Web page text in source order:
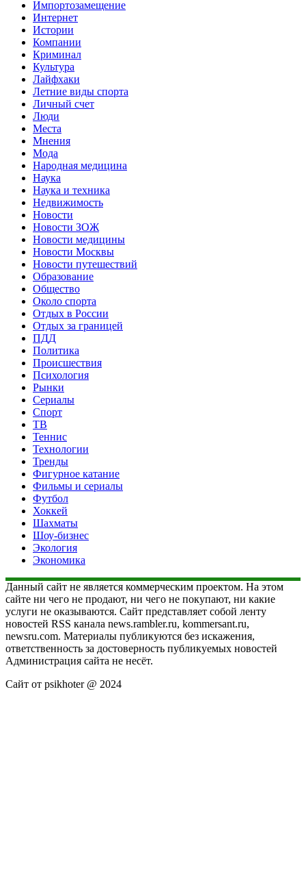
Импортозамещение
Интернет
Истории
Компании
Криминал
Культура
Лайфхаки
Летние виды спорта
Личный счет
Люди
Места
Мнения
Мода
Народная медицина
Наука
Наука и техника
Недвижимость
Новости
Новости ЗОЖ
Новости медицины
Новости Москвы
Новости путешествий
Образование
Общество
Около спорта
Отдых в России
Отдых за границей
ПДД
Политика
Происшествия
Психология
Рынки
Сериалы
Спорт
ТВ
Теннис
Технологии
Тренды
Фигурное катание
Фильмы и сериалы
Футбол
Хоккей
Шахматы
Шоу-бизнес
Экология
Экономика
Данный сайт не является коммерческим проектом. На этом
сайте ни чего не продают, ни чего не покупают, ни какие
услуги не оказываются. Сайт представляет собой ленту
новостей RSS канала news.rambler.ru, kommersant.ru,
newsru.com. Материалы публикуются без искажения,
ответственность за достоверность публикуемых новостей
Администрация сайта не несёт.
Сайт от psikhoter @ 2024